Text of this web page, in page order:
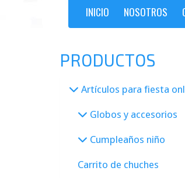
INICIO NOSOTROS
PRODUCTOS
Artículos para fiesta
Globos y accesorios
Cumpleaños niño
Carrito de chuches